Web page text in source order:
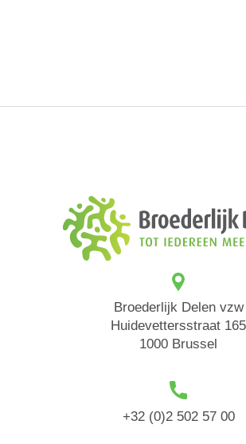
Broederlijk Delen vzw
Huidevettersstraat 165
1000 Brussel
+32 (0)2 502 57 00